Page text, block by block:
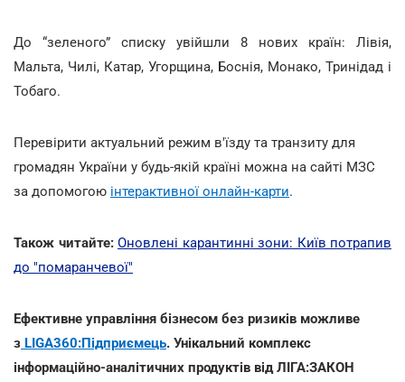
До “зеленого” списку увійшли 8 нових країн: Лівія,
Мальта, Чилі, Катар, Угорщина, Боснія, Монако, Тринідад і
Тобаго.
Перевірити актуальний режим в'їзду та транзиту для
громадян України у будь-якій країні можна на сайті МЗС
за допомогою інтерактивної онлайн-карти.
Також читайте: Оновлені карантинні зони: Київ потрапив
до "помаранчевої"
Ефективне управління бізнесом без ризиків можливе
з LIGA360:Підприємець. Унікальний комплекс
інформаційно-аналітичних продуктів від ЛІГА:ЗАКОН